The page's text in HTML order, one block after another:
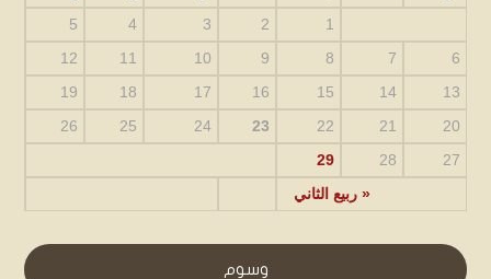
« ربيع الثاني
1
2
3
4
5
6
7
8
9
10
11
12
13
14
15
16
17
18
19
20
21
22
23
24
25
26
27
28
29
وسوم